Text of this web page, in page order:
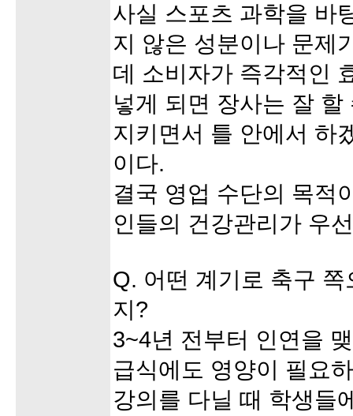
사실 스포츠 과학을 바
지 않은 성분이나 문제
데 소비자가 즉각적인
넣게 되면 장사는 잘
지키면서 틀 안에서 하
이다.
결국 영업 수단의 목적
인들의 건강관리가 우
Q. 어떤 계기로 축구
지?
3~4년 전부터 인연을
급식에도 영양이 필요
강의를 다닐 때 학생들